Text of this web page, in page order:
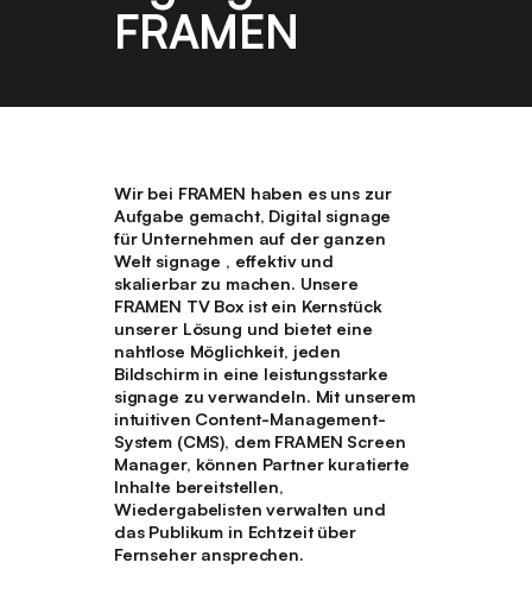
FRAMEN
Wir bei FRAMEN haben es uns zur
Aufgabe gemacht, Digital signage
für Unternehmen auf der ganzen
Welt signage , effektiv und
skalierbar zu machen. Unsere
FRAMEN TV Boxist ein Kernstück
unserer Lösung und bietet eine
nahtlose Möglichkeit, jeden
Bildschirm in eine leistungsstarke
signage zu verwandeln. Mit unserem
intuitiven Content-Management-
System (CMS), dem FRAMEN Screen
Manager, können Partner kuratierte
Inhalte bereitstellen,
Wiedergabelisten verwalten und
das Publikum in Echtzeit über
Fernseher ansprechen.